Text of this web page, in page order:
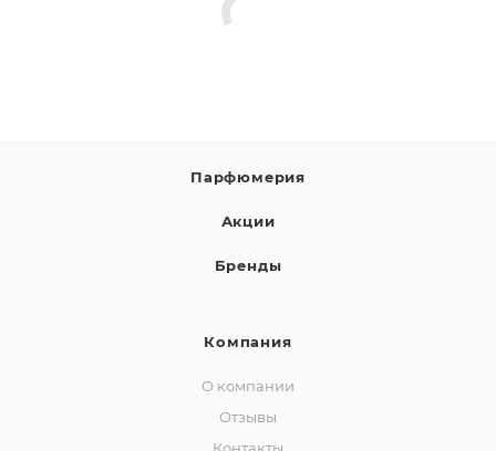
Парфюмерия
Акции
Бренды
Компания
О компании
Отзывы